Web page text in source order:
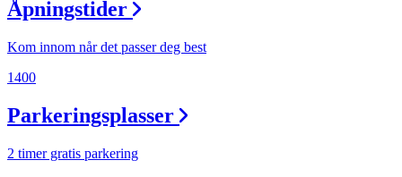
Åpningstider
Kom innom når det passer deg best
1400
Parkeringsplasser
2 timer gratis parkering